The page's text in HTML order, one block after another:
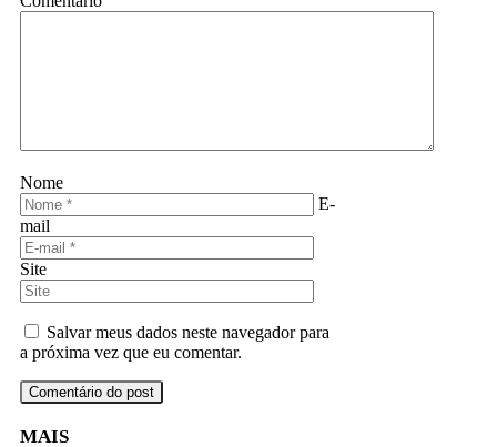
Nome
E-
mail
Site
Salvar meus dados neste navegador para
a próxima vez que eu comentar.
MAIS